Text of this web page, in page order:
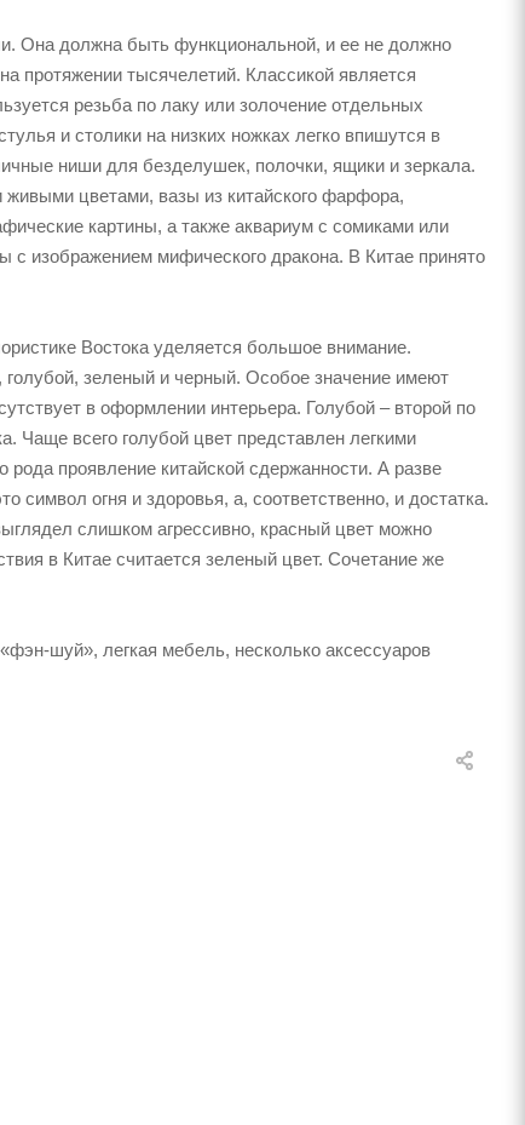
Она должна быть функциональной, и ее не должно
протяжении тысячелетий. Классикой является
резьба по лаку или золочение отдельных
и столики на низких ножках легко впишутся в
ниши для безделушек, полочки, ящики и зеркала.
цветами, вазы из китайского фарфора,
картины, а также аквариум с сомиками или
изображением мифического дракона. В Китае принято
Востока уделяется большое внимание.
зеленый и черный. Особое значение имеют
в оформлении интерьера. Голубой – второй по
Чаще всего голубой цвет представлен легкими
проявление китайской сдержанности. А разве
символ огня и здоровья, а, соответственно, и достатка.
слишком агрессивно, красный цвет можно
в Китае считается зеленый цвет. Сочетание же
шуй», легкая мебель, несколько аксессуаров